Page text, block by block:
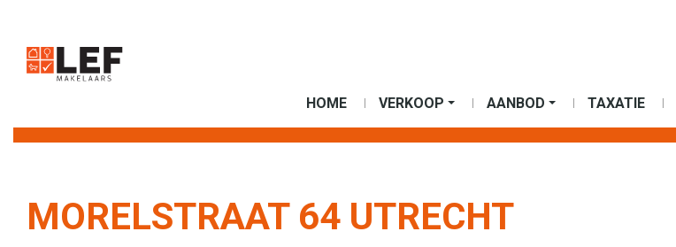
HOME VERKOOP AANBOD TAXATIE
MORELSTRAAT 64 UTRECHT